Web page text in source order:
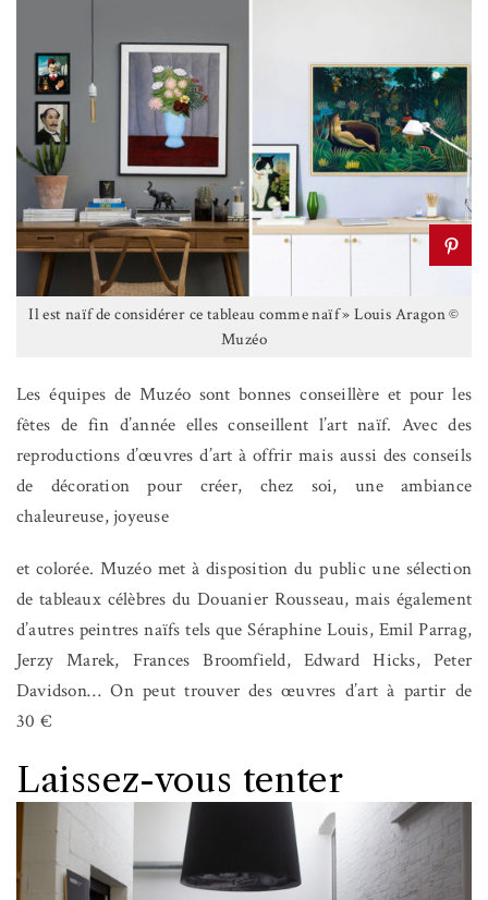
Il est naïf de considérer ce tableau comme naïf » Louis Aragon ©
Muzéo
Les équipes de Muzéo sont bonnes conseillère et pour les
fêtes de fin d’année elles conseillent l’art naïf. Avec des
reproductions d’œuvres d’art à offrir mais aussi des conseils
de décoration pour créer, chez soi, une ambiance
chaleureuse, joyeuse
et colorée. Muzéo met à disposition du public une sélection
de tableaux célèbres du Douanier Rousseau, mais également
d’autres peintres naïfs tels que Séraphine Louis, Emil Parrag,
Jerzy Marek, Frances Broomfield, Edward Hicks, Peter
Davidson… On peut trouver des œuvres d’art à partir de
30 €
Laissez-vous tenter